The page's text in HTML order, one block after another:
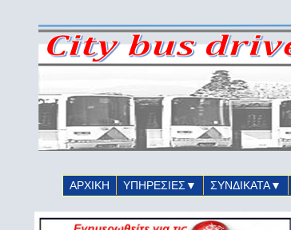
ΑΡΧΙΚΗ ΥΠΗΡΕΣΙΕΣ▼ ΣΥΝΔΙΚΑΤΑ▼